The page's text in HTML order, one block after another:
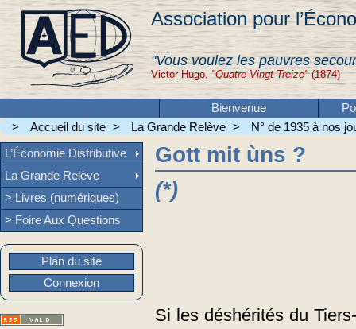
Association pour
"Vous voulez les pauvres
Victor Hugo, "Quatre-Vingt-Treize"(1874)
Bienvenue
>
Accueil du site > La Grande Relève > N° de 1935 à nos
Gott mit ùns ?
(*)
Si les déshérités du
L’Économie Distributive
La Grande Relève
> Livres (numériques)
> Foire Aux Questions
Plan du site
Connexion